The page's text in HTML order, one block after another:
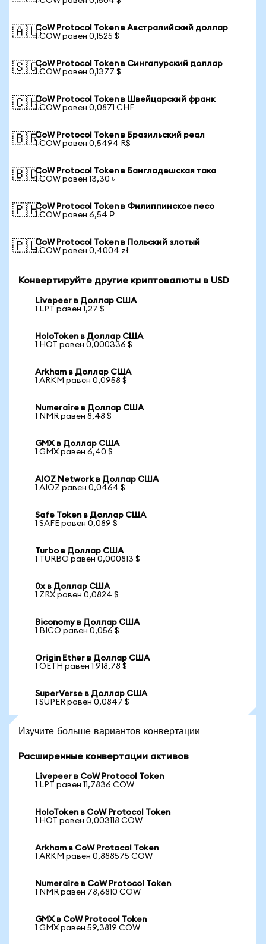
🇦🇺CoW Protocol Token в Австралийский доллар
1 COW равен 0,1525 $
🇸🇬CoW Protocol Token в Сингапурский доллар
1 COW равен 0,1377 $
🇨🇭CoW Protocol Token в Швейцарский франк
1 COW равен 0,0871 CHF
🇧🇷CoW Protocol Token в Бразильский реал
1 COW равен 0,5494 R$
🇧🇩CoW Protocol Token в Бангладешская така
1 COW равен 13,30 ৳
🇵🇭CoW Protocol Token в Филиппинское песо
1 COW равен 6,54 ₱
🇵🇱CoW Protocol Token в Польский злотый
1 COW равен 0,4004 zł
Конвертируйте другие криптовалюты в USD
Livepeer в Доллар США
1 LPT равен 1,27 $
HoloToken в Доллар США
1 HOT равен 0,000336 $
Arkham в Доллар США
1 ARKM равен 0,0958 $
Numeraire в Доллар США
1 NMR равен 8,48 $
GMX в Доллар США
1 GMX равен 6,40 $
AIOZ Network в Доллар США
1 AIOZ равен 0,0464 $
Safe Token в Доллар США
1 SAFE равен 0,089 $
Turbo в Доллар США
1 TURBO равен 0,000813 $
0x в Доллар США
1 ZRX равен 0,0824 $
Biconomy в Доллар США
1 BICO равен 0,056 $
Origin Ether в Доллар США
1 OETH равен 1 918,78 $
SuperVerse в Доллар США
1 SUPER равен 0,0847 $
Изучите больше вариантов конвертации
Расширенные конвертации активов
Livepeer в CoW Protocol Token
1 LPT равен 11,7836 COW
HoloToken в CoW Protocol Token
1 HOT равен 0,003118 COW
Arkham в CoW Protocol Token
1 ARKM равен 0,888575 COW
Numeraire в CoW Protocol Token
1 NMR равен 78,6810 COW
GMX в CoW Protocol Token
1 GMX равен 59,3819 COW